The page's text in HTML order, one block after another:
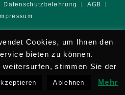
Datenschutzbelehrung
AGB
Cookies, um Ihnen den
bieten zu können.
stimmen Sie der
Ablehnen Mehr